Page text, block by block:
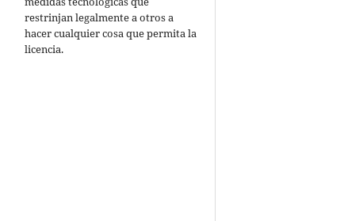
restrinjan legalmente a otros a
hacer cualquier cosa que permita la
licencia.